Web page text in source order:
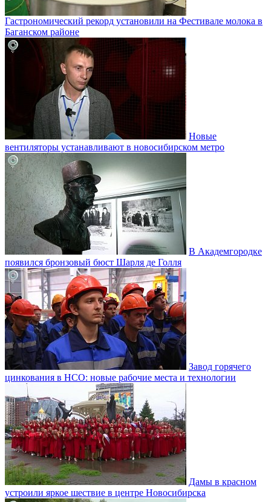
Гастрономический рекорд установили на Фестивале молока в
Баганском районе
Новые
вентиляторы устанавливают в новосибирском метро
В Академгородке
появился бронзовый бюст Шарля де Голля
Завод горячего
цинкования в НСО: новые рабочие места и технологии
Дамы в красном
устроили яркое шествие в центре Новосибирска